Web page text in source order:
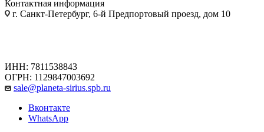
Контактная информация
г. Санкт-Петербург, 6-й Предпортовый проезд, дом 10
ИНН: 7811538843
ОГРН: 1129847003692
sale@planeta-sirius.spb.ru
Вконтакте
WhatsApp